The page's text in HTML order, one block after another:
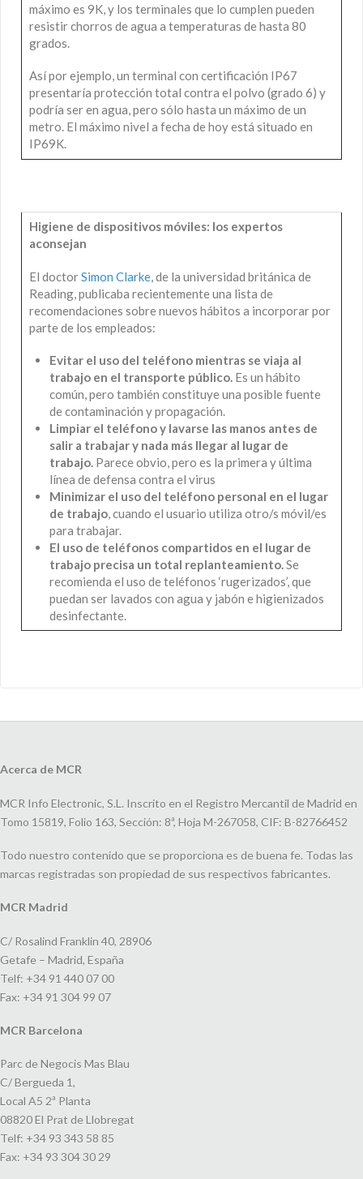
máximo es 9K, y los terminales que lo cumplen pueden
resistir chorros de agua a temperaturas de hasta 80
grados.
Así por ejemplo, un terminal con certificación IP67
presentaría protección total contra el polvo (grado 6) y
podría ser en agua, pero sólo hasta un máximo de un
metro. El máximo nivel a fecha de hoy está situado en
IP69K.
Higiene de dispositivos móviles: los expertos
aconsejan
El doctorSimon Clarke, de la universidad británica de
Reading, publicaba recientemente una lista de
recomendaciones sobre nuevos hábitos a incorporar por
parte de los empleados:
Evitar el uso del teléfono mientras se viaja al
trabajo en el transporte público. Es un hábito
común, pero también constituye una posible fuente
de contaminación y propagación.
Limpiar el teléfono y lavarse las manos antes de
salir a trabajar y nada más llegar al lugar de
trabajo. Parece obvio, pero es la primera y última
línea de defensa contra el virus
Minimizar el uso del teléfono personal en el lugar
de trabajo, cuando el usuario utiliza otro/s móvil/es
para trabajar.
El uso de teléfonos compartidos en el lugar de
trabajo precisa un total replanteamiento.Se
recomienda el uso de teléfonos ‘rugerizados’, que
puedan ser lavados con agua y jabón e higienizados
desinfectante.
Acerca de MCR
MCR Info Electronic, S.L. Inscrito en el Registro Mercantil de Madrid en
Tomo 15819, Folio 163, Sección: 8ª, Hoja M-267058, CIF: B-82766452
Todo nuestro contenido que se proporciona es de buena fe. Todas las
marcas registradas son propiedad de sus respectivos fabricantes.
MCR Madrid
C/ Rosalind Franklin 40, 28906
Getafe – Madrid, España
Telf: +34 91 440 07 00
Fax: +34 91 304 99 07
MCR Barcelona
Parc de Negocis Mas Blau
C/ Bergueda 1,
Local A5 2ª Planta
08820 El Prat de Llobregat
Telf: +34 93 343 58 85
Fax: +34 93 304 30 29